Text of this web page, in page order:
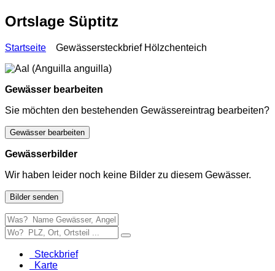
Ortslage Süptitz
Startseite Gewässersteckbrief Hölzchenteich
Gewässer bearbeiten
Sie möchten den bestehenden Gewässereintrag bearbeiten?
Gewässer bearbeiten
Gewässerbilder
Wir haben leider noch keine Bilder zu diesem Gewässer.
Bilder senden
Steckbrief
Karte